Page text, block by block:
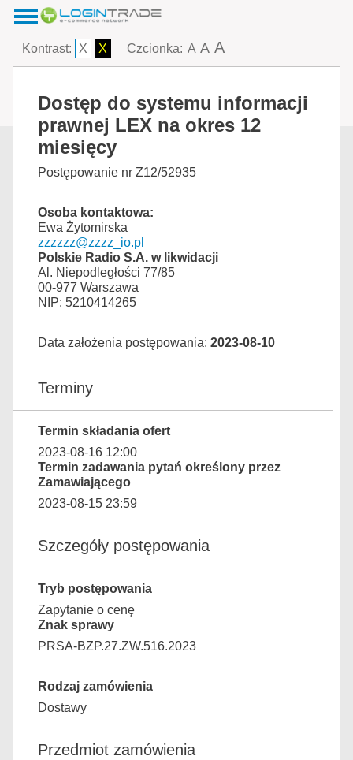
Kontrast: X X Czcionka: A A A
Dostęp do systemu informacji
prawnej LEX na okres 12
miesięcy
Postępowanie nr Z12/52935
Osoba kontaktowa:
Ewa Żytomirska
zzzzzz@zzzz_io.pl
Polskie Radio S.A. w likwidacji
Al. Niepodległości 77/85
00-977 Warszawa
NIP: 5210414265
Data założenia postępowania: 2023-08-10
Terminy
Termin składania ofert
2023-08-16 12:00
Termin zadawania pytań określony przez
Zamawiającego
2023-08-15 23:59
Szczegóły postępowania
Tryb postępowania
Zapytanie o cenę
Znak sprawy
PRSA-BZP.27.ZW.516.2023
Rodzaj zamówienia
Dostawy
Przedmiot zamówienia